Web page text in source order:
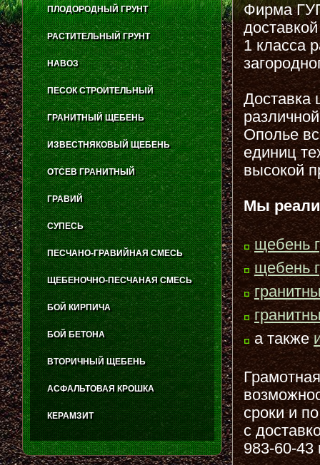
Фирма
1 класса
Доставка
Ополье
единиц
высокой
Мы
щебень
щебень
а также
сроки и
с
983-60-43
ПЛОДОРОДНЫЙ ГРУНТ
РАСТИТЕЛЬНЫЙ ГРУНТ
НАВОЗ
ПЕСОК СТРОИТЕЛЬНЫЙ
ГРАНИТНЫЙ ЩЕБЕНЬ
ИЗВЕСТНЯКОВЫЙ ЩЕБЕНЬ
ОТСЕВ ГРАНИТНЫЙ
ГРАВИЙ
СУПЕСЬ
ПЕСЧАНО-ГРАВИЙНАЯ СМЕСЬ
ЩЕБЕНОЧНО-ПЕСЧАНАЯ СМЕСЬ
БОЙ КИРПИЧА
БОЙ БЕТОНА
ВТОРИЧНЫЙ ЩЕБЕНЬ
АСФАЛЬТОВАЯ КРОШКА
КЕРАМЗИТ